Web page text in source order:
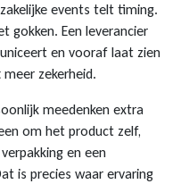
events telt timing.
gokken. Een leverancier
en vooraf laat zien
zekerheid.
meedenken extra
om het product zelf,
en een
is precies waar ervaring